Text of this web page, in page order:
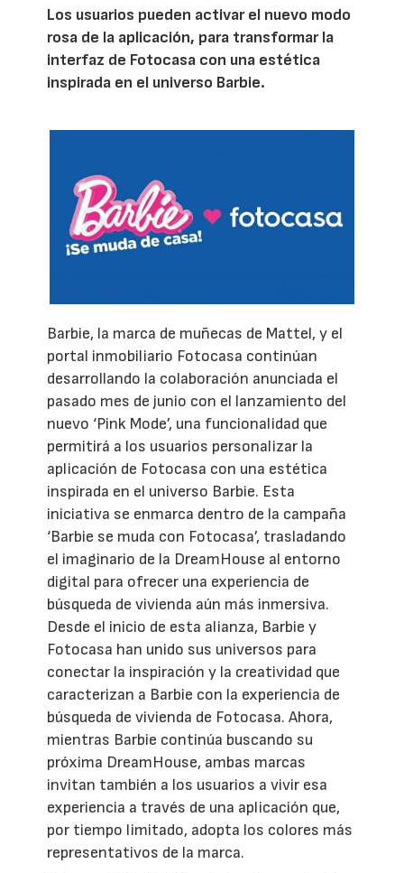
Los usuarios pueden activar el nuevo modo
rosa de la aplicación, para transformar la
interfaz de Fotocasa con una estética
inspirada en el universo Barbie.
Barbie, la marca de muñecas de Mattel, y el
portal inmobiliario Fotocasa continúan
desarrollando la colaboración anunciada el
pasado mes de junio con el lanzamiento del
nuevo ‘Pink Mode’, una funcionalidad que
permitirá a los usuarios personalizar la
aplicación de Fotocasa con una estética
inspirada en el universo Barbie. Esta
iniciativa se enmarca dentro de la campaña
‘Barbie se muda con Fotocasa’, trasladando
el imaginario de la DreamHouse al entorno
digital para ofrecer una experiencia de
búsqueda de vivienda aún más inmersiva.
Desde el inicio de esta alianza, Barbie y
Fotocasa han unido sus universos para
conectar la inspiración y la creatividad que
caracterizan a Barbie con la experiencia de
búsqueda de vivienda de Fotocasa. Ahora,
mientras Barbie continúa buscando su
próxima DreamHouse, ambas marcas
invitan también a los usuarios a vivir esa
experiencia a través de una aplicación que,
por tiempo limitado, adopta los colores más
representativos de la marca.